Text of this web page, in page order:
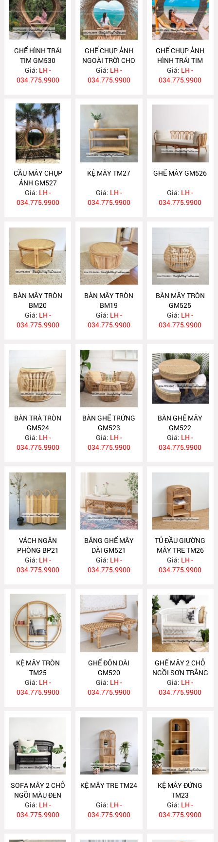
GHẾ HÌNH TRÁI
TIM GM530
Giá: LH -
034.775.9900
GHẾ CHỤP ẢNH
NGOÀI TRỜI CHO
RESOT GM529
Giá: LH -
034.775.9900
GHẾ CHỤP ẢNH
HÌNH TRÁI TIM
GM528
Giá: LH -
034.775.9900
CẦU MÂY CHỤP
ẢNH GM527
Giá: LH -
034.775.9900
KỆ MÂY TM27
Giá: LH -
034.775.9900
GHẾ MÂY GM526
Giá: LH -
034.775.9900
BÀN MÂY TRÒN
BM20
Giá: LH -
034.775.9900
BÀN MÂY TRÒN
BM19
Giá: LH -
034.775.9900
BÀN MÂY TRÒN
GM525
Giá: LH -
034.775.9900
BÀN TRÀ TRÒN
GM524
Giá: LH -
034.775.9900
BÀN GHẾ TRỨNG
GM523
Giá: LH -
034.775.9900
BÀN GHẾ MÂY
GM522
Giá: LH -
034.775.9900
VÁCH NGĂN
PHÒNG BP21
Giá: LH -
034.775.9900
BĂNG GHẾ MÂY
DÀI GM521
Giá: LH -
034.775.9900
TỦ ĐẦU GIƯỜNG
MÂY TRE TM26
Giá: LH -
034.775.9900
KỆ MÂY TRÒN
TM25
Giá: LH -
034.775.9900
GHẾ ĐÔN DÀI
GM520
Giá: LH -
034.775.9900
GHẾ MÂY 2 CHỖ
NGỒI SƠN TRẮNG
GM519
Giá: LH -
034.775.9900
SOFA MÂY 2 CHỖ
NGỒI MÀU ĐEN
GM518
Giá: LH -
034.775.9900
KỆ MÂY TRE TM24
Giá: LH -
034.775.9900
KỆ MÂY ĐỨNG
TM23
Giá: LH -
034.775.9900